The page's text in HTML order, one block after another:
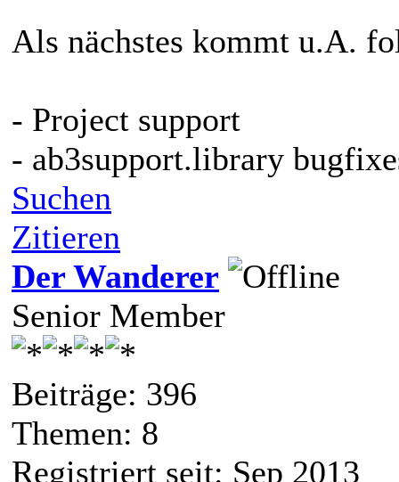
Als nächstes kommt u.A.
- Project support
- ab3support.library
Suchen
Zitieren
Der Wanderer
Senior Member
Beiträge: 396
Themen: 8
Registriert seit: Sep 2013